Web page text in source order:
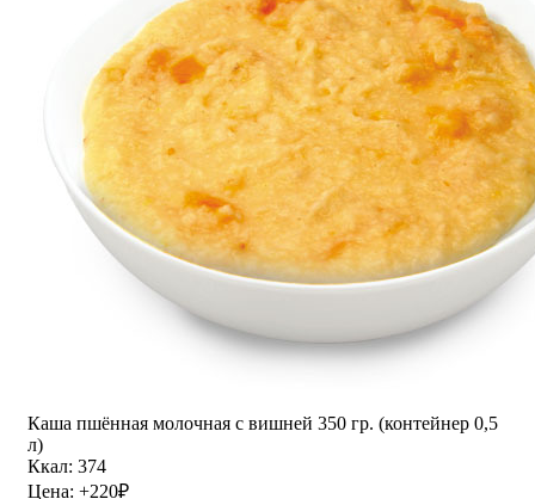
Каша пшённая молочная с вишней 350 гр. (контейнер 0,5
л)
Ккал: 374
Цена: +220₽